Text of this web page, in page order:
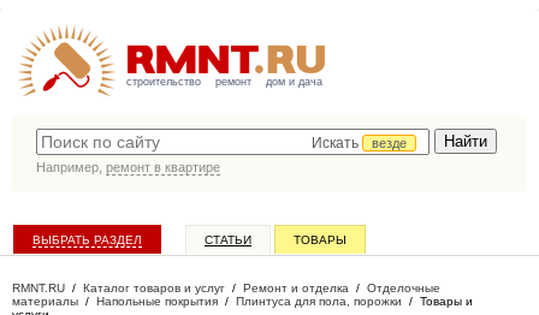
строительство ремонт дом и дача
Искать
везде
Например, ремонт в квартире
ВЫБРАТЬ РАЗДЕЛ СТАТЬИ ТОВАРЫ
RMNT.RU / Каталог товаров и услуг / Ремонт и отделка / Отделочные
материалы / Напольные покрытия / Плинтуса для пола, порожки / Товары и